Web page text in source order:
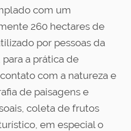
com um
260 hectares de
por pessoas da
a prática de
com a natureza e
de paisagens e
coleta de frutos
em especial o